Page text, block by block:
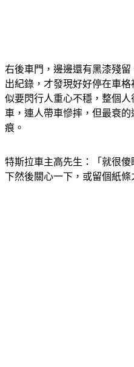
右後車門，邊邊還有黑漆殘留
出紀錄，才發現好好停在車
似要閃行人重心不穩，整個
車，連人帶車慘摔，但最衰的
特斯拉車主高先生：「就很傻